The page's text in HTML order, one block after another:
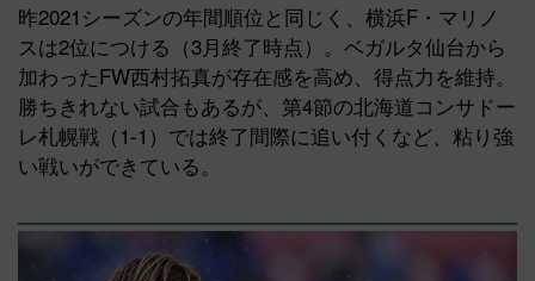
昨2021シーズンの年間順位と同じく、横浜F・マリノ
スは2位につける（3月終了時点）。ベガルタ仙台から
加わったFW西村拓真が存在感を高め、得点力を維持。
勝ちきれない試合もあるが、第4節の北海道コンサドー
レ札幌戦（1-1）では終了間際に追い付くなど、粘り強
い戦いができている。